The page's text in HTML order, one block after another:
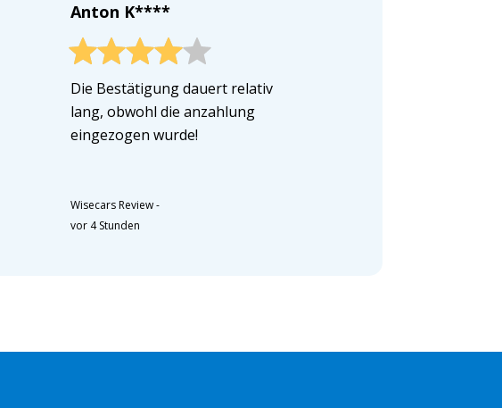
Anton K****
Die Bestätigung dauert relativ
lang, obwohl die anzahlung
eingezogen wurde!
Wisecars Review-
vor 4 Stunden